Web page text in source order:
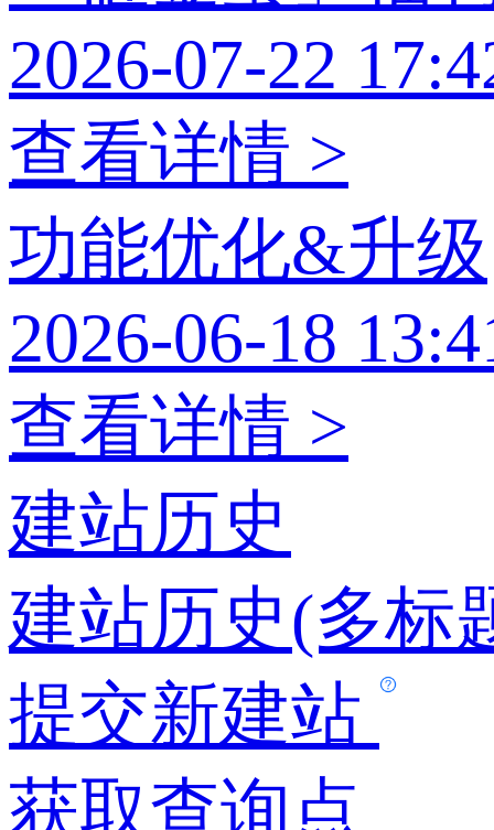
2026-07-22
查看详情 >
功能优化&升级
2026-06-18
查看详情 >
建站历史
建站历史(多标
提交新建站
获取查询点